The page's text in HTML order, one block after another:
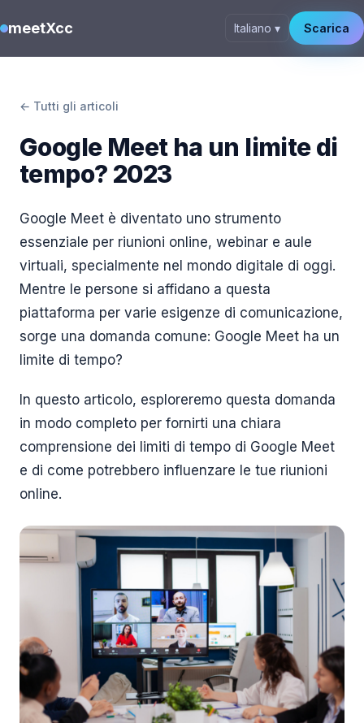
meetXcc Italiano ▾ Scarica
← Tutti gli articoli
Google Meet ha un limite di
tempo? 2023
Google Meet è diventato uno strumento
essenziale per riunioni online, webinar e aule
virtuali, specialmente nel mondo digitale di oggi.
Mentre le persone si affidano a questa
piattaforma per varie esigenze di comunicazione,
sorge una domanda comune: Google Meet ha un
limite di tempo?
In questo articolo, esploreremo questa domanda
in modo completo per fornirti una chiara
comprensione dei limiti di tempo di Google Meet
e di come potrebbero influenzare le tue riunioni
online.